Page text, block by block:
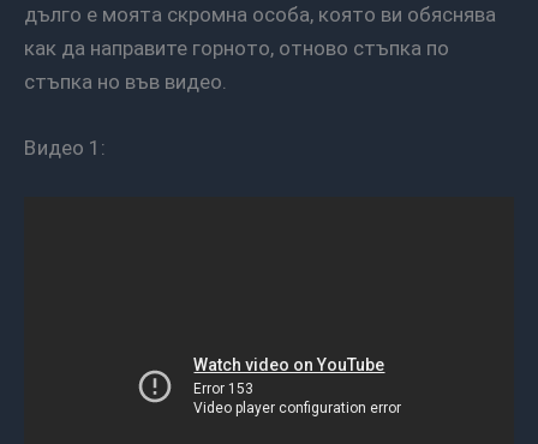
дълго е моята скромна особа, която ви обяснява
как да направите горното, отново стъпка по
стъпка но във видео.
Видео 1: